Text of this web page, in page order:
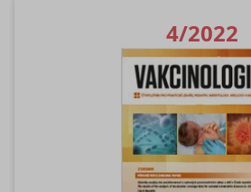
4/2022